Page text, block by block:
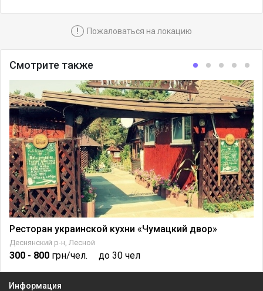
! Пожаловаться на локацию
Смотрите также
Ресторан украинской кухни «Чумацкий двор»
Деснянский р-н, Лесной
300 - 800 грн/чел. до 30 чел
Информация